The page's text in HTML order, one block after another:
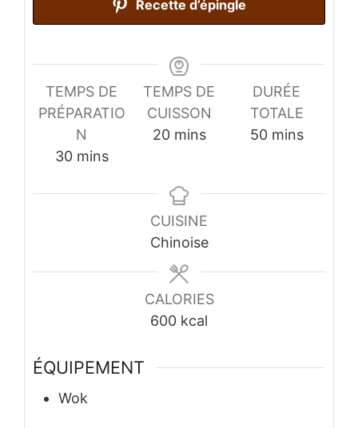
Recette d’épingle
TEMPS DE
PRÉPARATIO
N
30minutes
mins
TEMPS DE
CUISSON
20minutes
mins
DURÉE
TOTALE
50minutes
mins
CUISINE
Chinoise
CALORIES
600 kcal
ÉQUIPEMENT
Wok